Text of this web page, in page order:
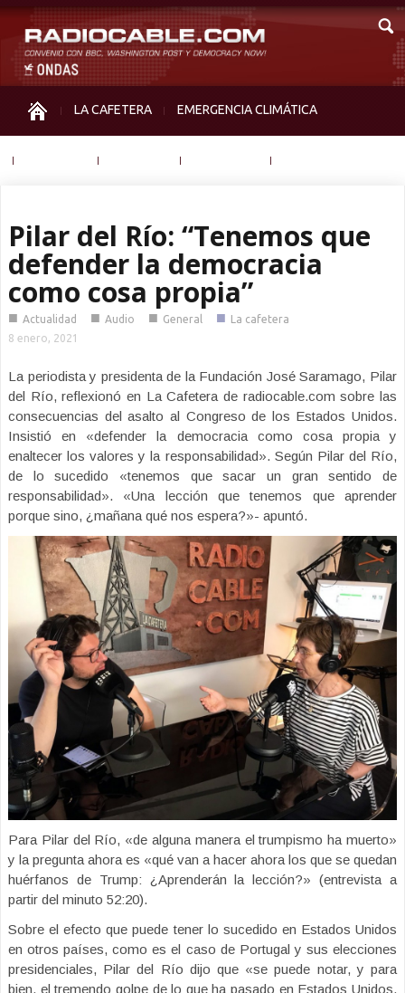
LA CAFETERA EMERGENCIA CLIMÁTICA
Pilar del Río: “Tenemos que
defender la democracia
como cosa propia”
■ Actualidad ■ Audio ■ General ■ La cafetera
8 enero, 2021
La periodista y presidenta de la Fundación José Saramago, Pilar
del Río, reflexionó en La Cafetera de radiocable.com sobre las
consecuencias del asalto al Congreso de los Estados Unidos.
Insistió en «defender la democracia como cosa propia y
enaltecer los valores y la responsabilidad». Según Pilar del Río,
de lo sucedido «tenemos que sacar un gran sentido de
responsabilidad». «Una lección que tenemos que aprender
porque sino, ¿mañana qué nos espera?»- apuntó.
Para Pilar del Río, «de alguna manera el trumpismo ha muerto»
y la pregunta ahora es «qué van a hacer ahora los que se quedan
huérfanos de Trump: ¿Aprenderán la lección?» (entrevista a
partir del minuto 52:20).
Sobre el efecto que puede tener lo sucedido en Estados Unidos
en otros países, como es el caso de Portugal y sus elecciones
presidenciales, Pilar del Río dijo que «se puede notar, y para
bien, el tremendo golpe de lo que ha pasado en Estados Unidos,